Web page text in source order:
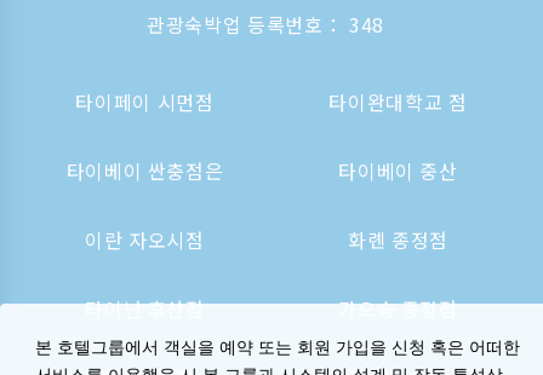
관광숙박업 등록번호： 348
타이페이 시먼점 타이완대학교 점
타이베이 싼충점은 타이베이 중산
이란 자오시점 화롄 종정점
타이난 후산점 가오슝 종정점
본 호텔그룹에서 객실을 예약 또는 회원 가입을 신청 혹은 어떠한